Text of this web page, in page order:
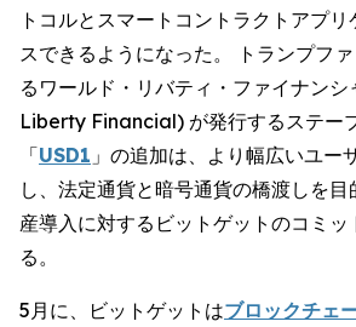
トコルとスマートコントラクトアプ
スできるようになった。 トランプフ
るワールド・リバティ・ファイナン
Liberty Financial) が発行するステー
「USD1 」の追加は、より幅広いユー
し、法定通貨と暗号通貨の橋渡しを
産導入に対するビットゲットのコミ
る。
5月に、ビットゲットはブロックチェ